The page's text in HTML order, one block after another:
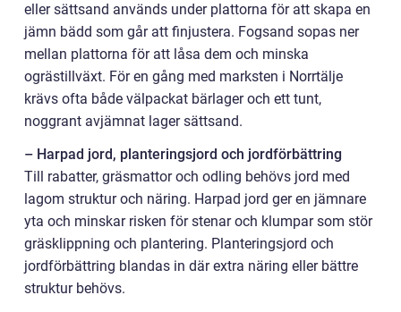
eller sättsand används under plattorna för att skapa en
jämn bädd som går att finjustera. Fogsand sopas ner
mellan plattorna för att låsa dem och minska
ogrästillväxt. För en gång med marksten i Norrtälje
krävs ofta både välpackat bärlager och ett tunt,
noggrant avjämnat lager sättsand.
– Harpad jord, planteringsjord och jordförbättring
Till rabatter, gräsmattor och odling behövs jord med
lagom struktur och näring. Harpad jord ger en jämnare
yta och minskar risken för stenar och klumpar som stör
gräsklippning och plantering. Planteringsjord och
jordförbättring blandas in där extra näring eller bättre
struktur behövs.